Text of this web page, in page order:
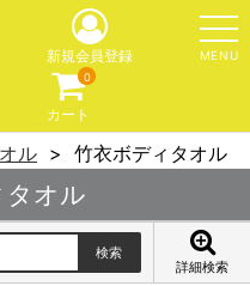
MENU
新規会員登録
カート
0
ル 竹衣ボディタオル
タオル
詳細検索